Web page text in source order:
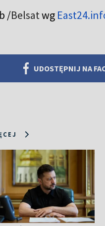
/Belsatwg
UDOSTĘPNIJ NA